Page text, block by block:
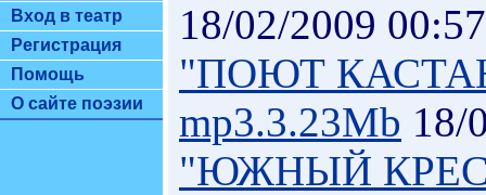
Вход в театр
Регистрация
Помощь
О сайте поэзии
18/02/2009 00:57
"ПОЮТ
mp3.3.23Mb 18/
"ЮЖНЫЙ